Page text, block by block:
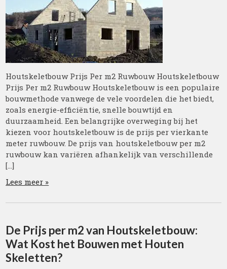
Houtskeletbouw Prijs Per m2 Ruwbouw Houtskeletbouw
Prijs Per m2 Ruwbouw Houtskeletbouw is een populaire
bouwmethode vanwege de vele voordelen die het biedt,
zoals energie-efficiëntie, snelle bouwtijd en
duurzaamheid. Een belangrijke overweging bij het
kiezen voor houtskeletbouw is de prijs per vierkante
meter ruwbouw. De prijs van houtskeletbouw per m2
ruwbouw kan variëren afhankelijk van verschillende
[…]
Lees meer »
De Prijs per m2 van Houtskeletbouw:
Wat Kost het Bouwen met Houten
Skeletten?